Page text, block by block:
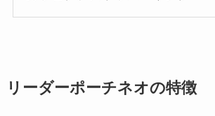
リーダーポーチネオの特徴